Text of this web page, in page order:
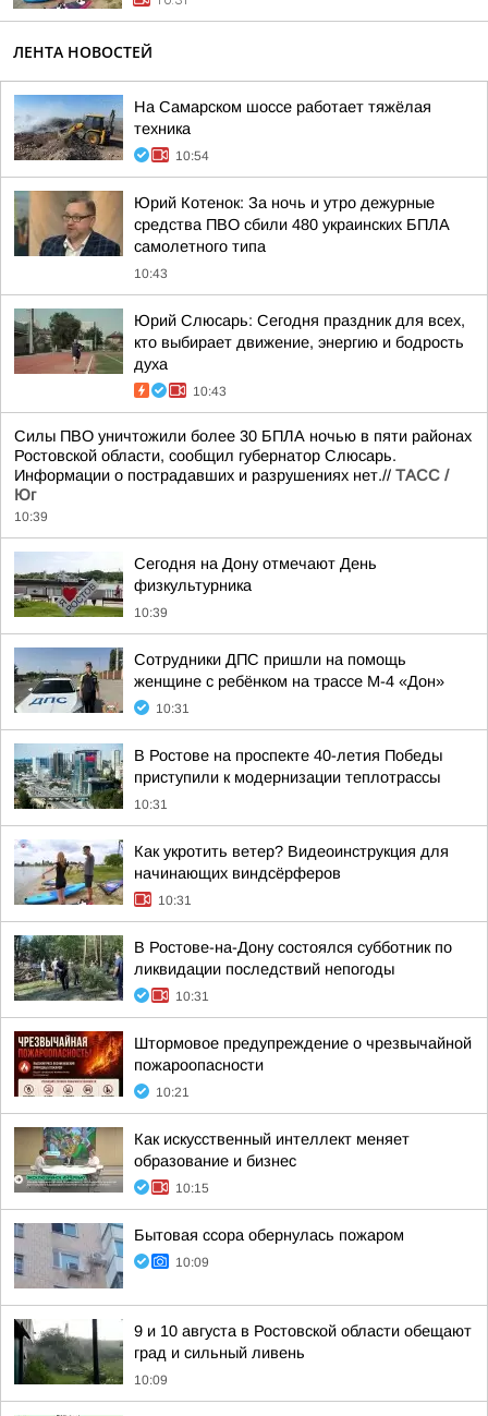
ЛЕНТА НОВОСТЕЙ
На Самарском шоссе работает тяжёлая
техника
10:54
Юрий Котенок: За ночь и утро дежурные
средства ПВО сбили 480 украинских БПЛА
самолетного типа
10:43
Юрий Слюсарь: Сегодня праздник для всех,
кто выбирает движение, энергию и бодрость
духа
10:43
Силы ПВО уничтожили более 30 БПЛА ночью в пяти районах
Ростовской области, сообщил губернатор Слюсарь.
Информации о пострадавших и разрушениях нет.// ТАСС /
Юг
10:39
Сегодня на Дону отмечают День
физкультурника
10:39
Сотрудники ДПС пришли на помощь
женщине с ребёнком на трассе М-4 «Дон»
10:31
В Ростове на проспекте 40-летия Победы
приступили к модернизации теплотрассы
10:31
Как укротить ветер? Видеоинструкция для
начинающих виндсёрферов
10:31
В Ростове-на-Дону состоялся субботник по
ликвидации последствий непогоды
10:31
Штормовое предупреждение о чрезвычайной
пожароопасности
10:21
Как искусственный интеллект меняет
образование и бизнес
10:15
Бытовая ссора обернулась пожаром
10:09
9 и 10 августа в Ростовской области обещают
град и сильный ливень
10:09